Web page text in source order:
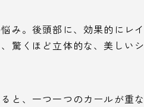
み。後頭部に、効果的にレイ
驚くほど立体的な、美しいシ
と、一つ一つのカールが重な